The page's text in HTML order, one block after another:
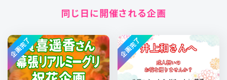
同じ日に開催される企画
企画完了 企画完了